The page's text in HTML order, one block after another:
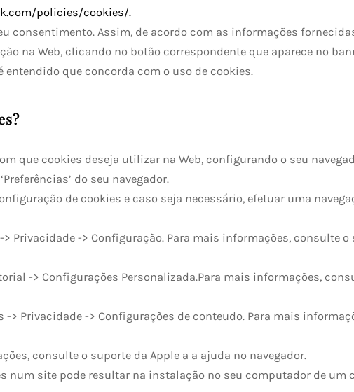
policies/cookies/.
consentimento. Assim, de acordo com as informações
na Web, clicando no botão correspondente que aparece no
entendido que concorda com o uso de cookies.
que cookies deseja utilizar na Web, configurando o seu
do seu navegador.
de cookies e caso seja necessário, efetuar uma
Privacidade -> Configuração. Para mais informações, consulte
-> Configurações Personalizada.Para mais informações,
> Privacidade -> Configurações de conteudo. Para mais
consulte o suporte da Apple a a ajuda no navegador.
num site pode resultar na instalação no seu computador de um